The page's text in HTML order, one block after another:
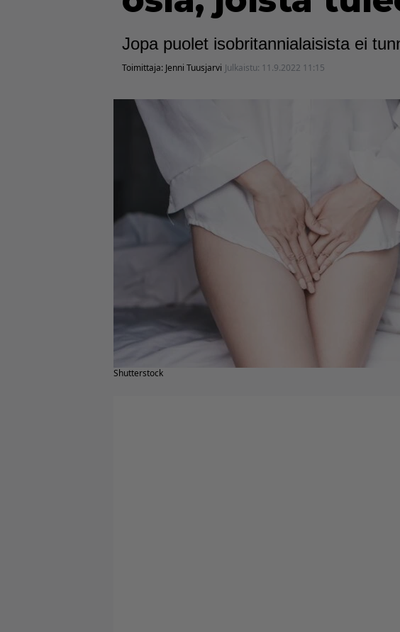
Jopa puolet isobritannialaisista ei
Toimittaja: Jenni Tuusjarvi Julkaistu: 11.9.2022 11:15
Shutterstock